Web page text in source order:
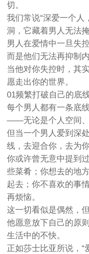
切。
我们常说“深爱一个人
洞，它藏着男人无法
男人在爱情中一旦失
而是他们无法再抑制
当他对你失控时，其
愿走出你的世界。
01频繁打破自己的底
每个男人都有一条底
——无论是个人空间、
但当一个男人爱到深
线，去迎合你，去为你
你或许曾无意中提到
些菜肴；你想去的地
起去；你不喜欢的事
再烦恼。
这一切看似是偶然，
他愿意放下自己的原
生活中的不快。
正如莎士比亚所说，